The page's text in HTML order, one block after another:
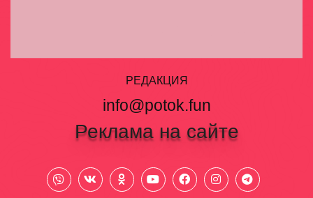
РЕДАКЦИЯ
info@potok.fun
Реклама на сайте